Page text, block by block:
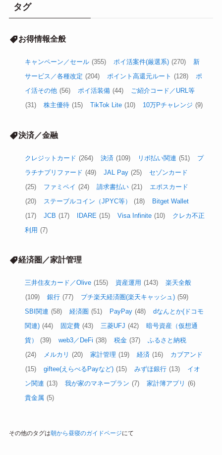
タグ
お得情報全般
キャンペーン／セール (355) ポイ活案件(厳選系) (270)
新
サービス／各種改定 (204) ポイント高還元ルート (128)
ポ
イ活その他 (56) ポイ活装備 (44)
ご紹介コード／URL等
(31)
株主優待 (15) TikTok Lite (10) 10万Pチャレンジ (9)
決済／金融
クレジットカード (264) 決済 (109) リボ払い関連 (51)
プ
ラチナプリファード (49) JAL Pay (25)
セゾンカード
(25)
ファミペイ (24) 請求書払い (21)
エポスカード
(20)
ステーブルコイン（JPYC等） (18)
Bitget Wallet
(17)
JCB (17) IDARE (15) Visa Infinite (10)
クレカ不正
利用 (7)
経済圏／家計管理
三井住友カード／Olive (155) 資産運用 (143)
楽天全般
(109)
銀行 (77) プチ楽天経済圏(楽天キャッシュ) (59)
SBI関連 (58) 経済圏 (51) PayPay (48)
dなんとか(ドコモ
関連) (44) 固定費 (43) 三菱UFJ (42)
暗号資産（仮想通
貨）
(39) web3／DeFi (38) 税金 (37)
ふるさと納税
(24)
メルカリ (20) 家計管理 (19) 経済 (16)
カブアンド
(15)
giftee(えらべるPayなど) (15) みずほ銀行 (13)
イオ
ン関連 (13) 我が家のマネープラン (7) 家計簿アプリ (6)
貴金属 (5)
その他のタグは朝から昼寝のガイドページにて